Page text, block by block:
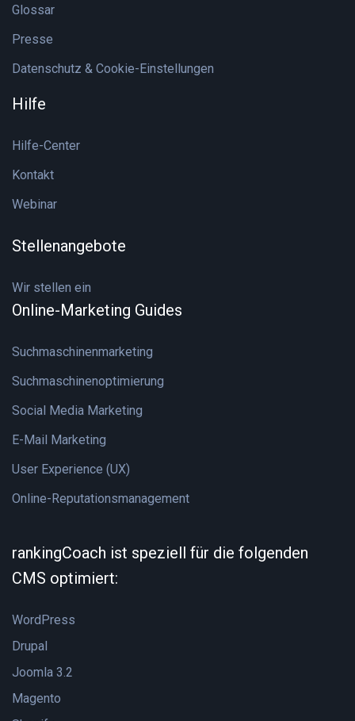
Glossar
Presse
Datenschutz & Cookie-Einstellungen
Hilfe
Hilfe-Center
Kontakt
Webinar
Stellenangebote
Wir stellen ein
Online-Marketing Guides
Suchmaschinenmarketing
Suchmaschinenoptimierung
Social Media Marketing
E-Mail Marketing
User Experience (UX)
Online-Reputationsmanagement
rankingCoach ist speziell für die folgenden
CMS optimiert:
WordPress
Drupal
Joomla 3.2
Magento